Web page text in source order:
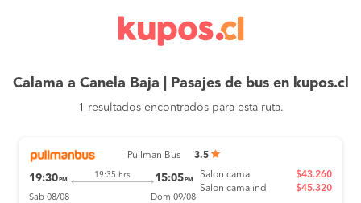
Calama a Canela Baja | Pasajes de bus en kupos.cl
1 resultados encontrados para esta ruta.
Pullman Bus 3.5
19:30 PM
19:35 hrs 15:05 PM
Sab 08/08 Dom 09/08
Salon cama
Salon cama ind
$43.260
$45.320